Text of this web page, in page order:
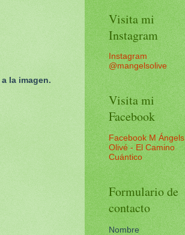
la imagen.
Visita mi
Instagram
Instagram
@mangelsolive
Visita mi
Facebook
Facebook M Ángels
Olivé - El Camino
Cuántico
Formulario de
contacto
Nombre